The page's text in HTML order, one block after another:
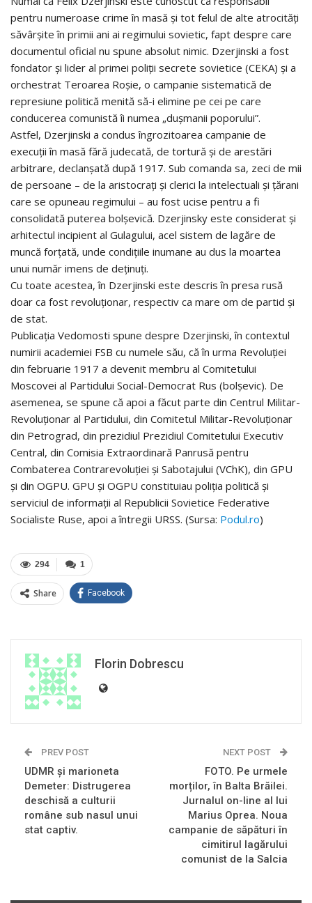
pentru numeroase crime în masă și tot felul de alte atrocități
săvârșite în primii ani ai regimului sovietic, fapt despre care
documentul oficial nu spune absolut nimic. Dzerjinski a fost
fondator și lider al primei poliții secrete sovietice (CEKA) și a
orchestrat Teroarea Roșie, o campanie sistematică de
represiune politică menită să-i elimine pe cei pe care
conducerea comunistă îi numea „dușmanii poporului”.
Astfel, Dzerjinski a condus îngrozitoarea campanie de
execuții în masă fără judecată, de tortură și de arestări
arbitrare, declanșată după 1917. Sub comanda sa, zeci de mii
de persoane – de la aristocrați și clerici la intelectuali și țărani
care se opuneau regimului – au fost ucise pentru a fi
consolidată puterea bolșevică. Dzerjinsky este considerat și
arhitectul incipient al Gulagului, acel sistem de lagăre de
muncă forțată, unde condițiile inumane au dus la moartea
unui număr imens de deținuți.
Cu toate acestea, în Dzerjinski este descris în presa rusă
doar ca fost revoluționar, respectiv ca mare om de partid și
de stat.
Publicația Vedomosti spune despre Dzerjinski, în contextul
numirii academiei FSB cu numele său, că în urma Revoluției
din februarie 1917 a devenit membru al Comitetului
Moscovei al Partidului Social-Democrat Rus (bolșevic). De
asemenea, se spune că apoi a făcut parte din Centrul Militar-
Revoluționar al Partidului, din Comitetul Militar-Revoluționar
din Petrograd, din prezidiul Prezidiul Comitetului Executiv
Central, din Comisia Extraordinară Panrusă pentru
Combaterea Contrarevoluției și Sabotajului (VChK), din GPU
și din OGPU. GPU și OGPU constituiau poliția politică și
serviciul de informații al Republicii Sovietice Federative
Socialiste Ruse, apoi a întregii URSS. (Sursa: Podul.ro)
1
294
Share Facebook
Florin Dobrescu
PREV POST
UDMR și marioneta
Demeter: Distrugerea
deschisă a culturii
române sub nasul unui
stat captiv.
NEXT POST
FOTO. Pe urmele
morților, în Balta Brăilei.
Jurnalul on-line al lui
Marius Oprea. Noua
campanie de săpături în
cimitirul lagărului
comunist de la Salcia